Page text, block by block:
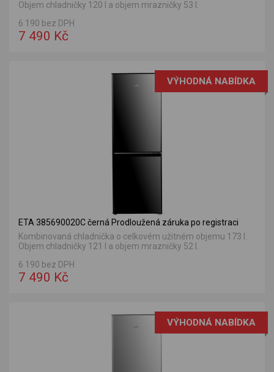
Objem chladničky 120 l a objem mrazničky 53 l.
6 190 bez DPH
7 490 Kč
VÝHODNÁ NABÍDKA
ETA 385690020C černá Prodloužená záruka po registraci
Kombinovaná chladnička o celkovém užitném objemu 173 l.
Objem chladničky 121 l a objem mrazničky 52 l.
6 190 bez DPH
7 490 Kč
VÝHODNÁ NABÍDKA